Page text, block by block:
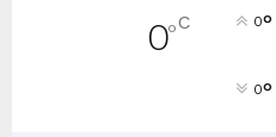
0°C 0°
0°